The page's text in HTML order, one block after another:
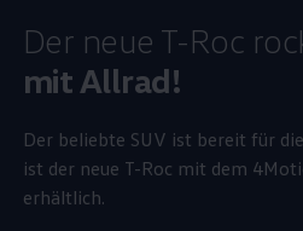
Der neue T-Roc
mit Allrad!
Der beliebte SUV ist bereit für
ist der neue T-Roc mit dem
erhältlich.